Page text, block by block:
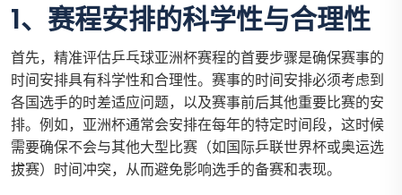
1、赛程安排的科学性与合理性
首先，精准评估乒乓球亚洲杯赛程的首要步骤是确保赛事的
时间安排具有科学性和合理性。赛事的时间安排必须考虑到
各国选手的时差适应问题，以及赛事前后其他重要比赛的安
排。例如，亚洲杯通常会安排在每年的特定时间段，这时候
需要确保不会与其他大型比赛（如国际乒联世界杯或奥运选
拔赛）时间冲突，从而避免影响选手的备赛和表现。